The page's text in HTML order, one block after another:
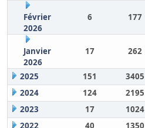
Février
2026
6 177
Janvier
2026
17 262
2025 151 3405
2024
124 2195
2023
17 1024
2022
40 1350